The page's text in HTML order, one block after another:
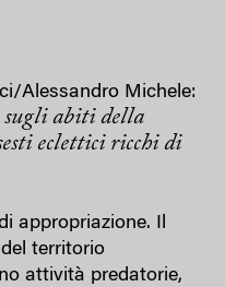
Alessandro Michele:
sugli abiti della
eclettici ricchi di
appropriazione. Il
territorio
attività predatorie,